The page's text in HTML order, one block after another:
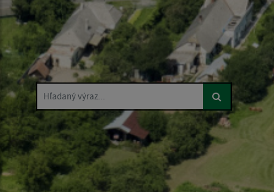
Hľadaný výraz...